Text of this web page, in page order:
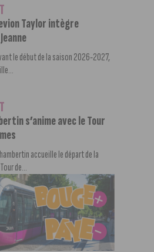
Taylor intègre
le début de la saison 2026-2027,
s’anime avec le Tour
accueille le départ de la
de...